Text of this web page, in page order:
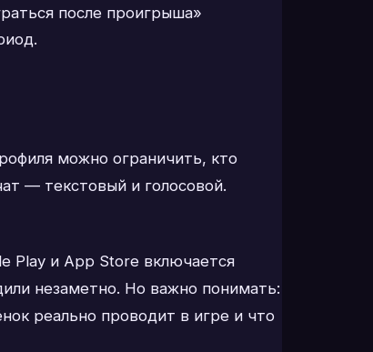
после проигрыша»
можно ограничить, кто
— текстовый и голосовой.
Play и App Store включается
незаметно. Но важно понимать:
реально проводит в игре и что